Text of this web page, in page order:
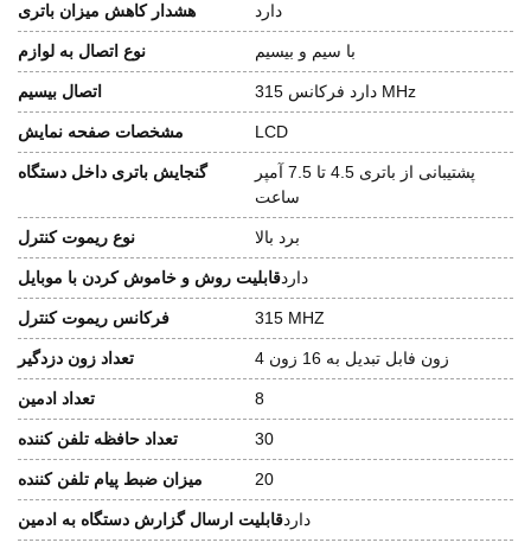
هشدار کاهش میزان باتری دارد
نوع اتصال به لوازم با سیم و بیسیم
اتصال بیسیم دارد فرکانس 315 MHz
مشخصات صفحه نمایش LCD
گنجایش باتری داخل دستگاه
پشتیبانی از باتری 4.5 تا 7.5 آمپر
ساعت
نوع ریموت کنترل برد بالا
قابلیت روش و خاموش کردن با موبایلدارد
فرکانس ریموت کنترل 315 MHZ
تعداد زون دزدگیر 4 زون فابل تبدیل به 16 زون
تعداد ادمین 8
تعداد حافظه تلفن کننده 30
میزان ضبط پیام تلفن کننده 20
قابلیت ارسال گزارش دستگاه به ادمیندارد